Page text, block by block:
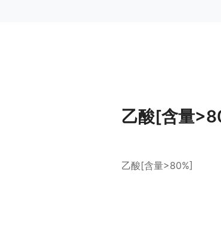
乙酸[含量
乙酸[含量>80%]